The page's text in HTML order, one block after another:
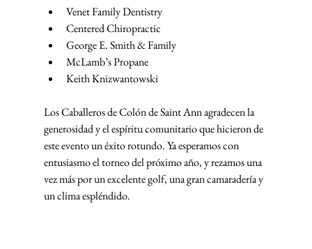
Venet Family Dentistry
Centered Chiropractic
George E. Smith & Family
McLamb’s Propane
Keith Knizwantowski
Los Caballeros de Colón de Saint Ann agradecen la
generosidad y el espíritu comunitario que hicieron de
este evento un éxito rotundo. Ya esperamos con
entusiasmo el torneo del próximo año, y rezamos una
vez más por un excelente golf, una gran camaradería y
un clima espléndido.